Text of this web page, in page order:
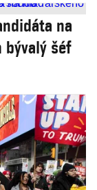
na
bývalý šéf